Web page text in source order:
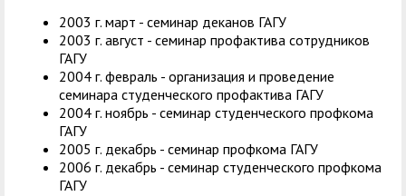
2003 г. март - семинар деканов ГАГУ
2003 г. август - семинар профактива сотрудников
ГАГУ
2004 г. февраль - организация и проведение
семинара студенческого профактива ГАГУ
2004 г. ноябрь - семинар студенческого профкома
ГАГУ
2005 г. декабрь - семинар профкома ГАГУ
2006 г. декабрь - семинар студенческого профкома
ГАГУ